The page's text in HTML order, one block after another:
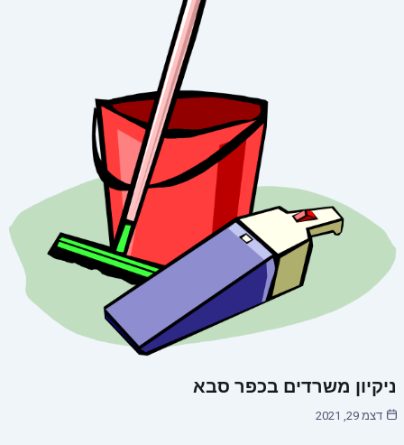
ניקיון משרדים בכפר סבא
דצמ 29, 2021